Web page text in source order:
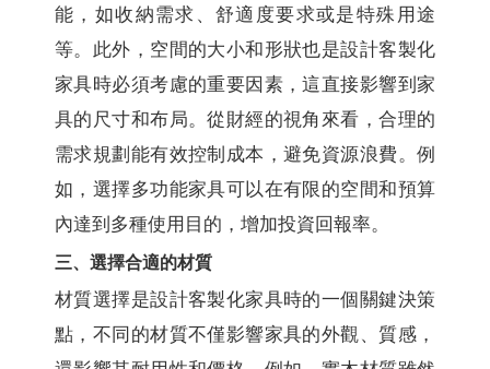
能，如收納需求、舒適度要求或是特殊用途
等。此外，空間的大小和形狀也是設計客製化
家具時必須考慮的重要因素，這直接影響到家
具的尺寸和布局。從財經的視角來看，合理的
需求規劃能有效控制成本，避免資源浪費。例
如，選擇多功能家具可以在有限的空間和預算
內達到多種使用目的，增加投資回報率。
三、選擇合適的材質
材質選擇是設計客製化家具時的一個關鍵決策
點，不同的材質不僅影響家具的外觀、質感，